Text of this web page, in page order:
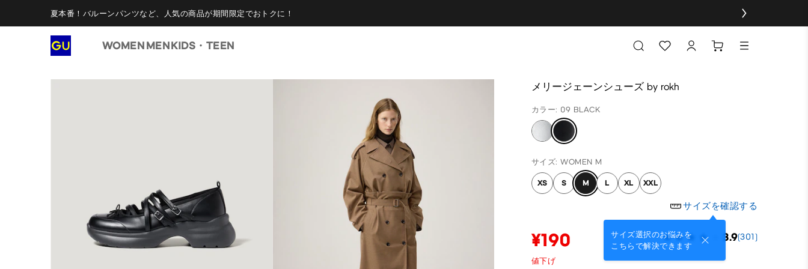
夏本番！バルーンパンツなど、人気の商品が期間限定でおトクに！
WOMEN MENKIDS・TEEN
メリージェーンシューズ by rokh
カラー: 09 BLACK
サイズ: WOMEN M
XS S M L XL XXL
サイズを確認する
サイズ選択のお悩みを
こちらで解決できます
¥190 3.9(301)
値下げ